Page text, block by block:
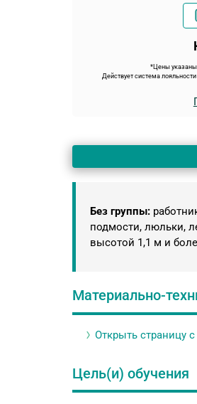
*Цены указаны
Действует система
Без группы:
подмости, люльки,
высотой 1,1 м и
Материально-
Открыть страницу
Цель(и) обучения